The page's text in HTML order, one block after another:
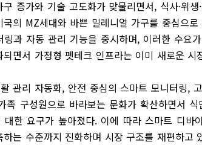
증가와 기술 고도화가 맞물리면서, 식사·위
의 MZ세대와 바쁜 밀레니얼 가구를 중심으
링과 자동 관리 기능을 중시하며, 이러한 수요
되면서 가정형 펫테크 인프라는 이미 새로운 시
관리 자동화, 안전 중심의 스마트 모니터링,
족 구성원으로 바라보는 문화가 확산하면서
대한 요구가 높아졌다. 이에 따라 스마트 디바
는 수준까지 진화하며 시장 구조를 재편하고